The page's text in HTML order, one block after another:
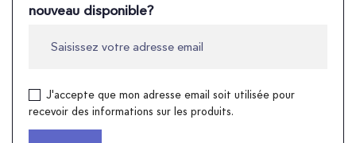
nouveau disponible?
J'accepte que mon adresse email soit utilisée pour
recevoir des informations sur les produits.